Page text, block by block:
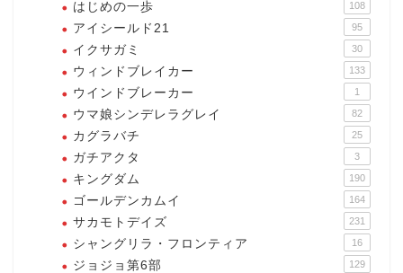
はじめの一歩 108
アイシールド21 95
イクサガミ 30
ウィンドブレイカー 133
ウインドブレーカー 1
ウマ娘シンデレラグレイ 82
カグラバチ 25
ガチアクタ 3
キングダム 190
ゴールデンカムイ 164
サカモトデイズ 231
シャングリラ・フロンティア 16
ジョジョ第6部 129